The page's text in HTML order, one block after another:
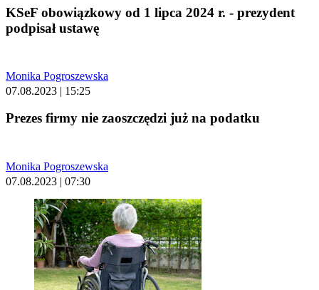
KSeF obowiązkowy od 1 lipca 2024 r. - prezydent
podpisał ustawę
Monika Pogroszewska
07.08.2023 | 15:25
Prezes firmy nie zaoszczędzi już na podatku
Monika Pogroszewska
07.08.2023 | 07:30